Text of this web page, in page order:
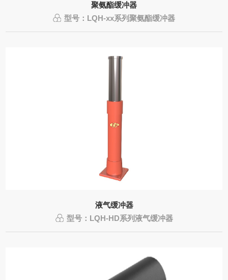
聚氨酯缓冲器
型号：LQH-xx系列聚氨酯缓冲器
液气缓冲器
型号：LQH-HD系列液气缓冲器